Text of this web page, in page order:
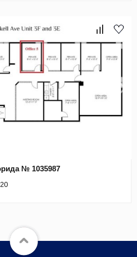
№ 1035987